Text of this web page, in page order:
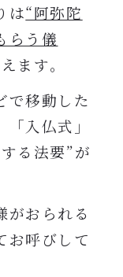
は“阿弥陀
らう儀
ます。
で移動した
入仏式」
る法要”が
がおられる
お呼びして